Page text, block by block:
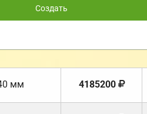
Создать
мм 4185200